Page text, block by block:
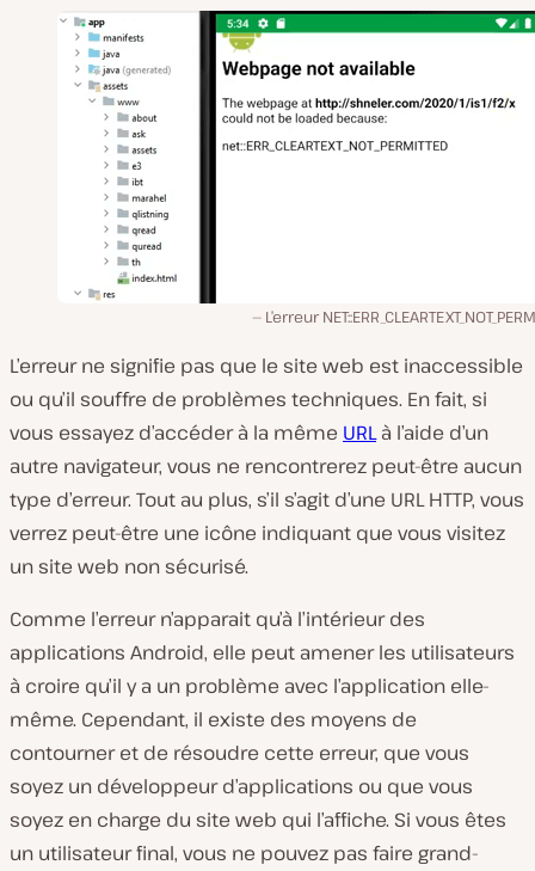
L’erreur
L’erreur ne signifie pas que le site web est inaccessible
ou qu’il souffre de problèmes techniques. En fait, si
vous essayez d’accéder à la même URLà l’aide d’un
autre navigateur, vous ne rencontrerez peut-être aucun
type d’erreur. Tout au plus, s’il s’agit d’une URL HTTP, vous
verrez peut-être une icône indiquant que vous visitez
un site web non sécurisé.
Comme l’erreur n’apparait qu’à l’intérieur des
applications Android, elle peut amener les utilisateurs
à croire qu’il y a un problème avec l’application elle-
même. Cependant, il existe des moyens de
contourner et de résoudre cette erreur, que vous
soyez un développeur d’applications ou que vous
soyez en charge du site web qui l’affiche. Si vous êtes
un utilisateur final, vous ne pouvez pas faire grand-